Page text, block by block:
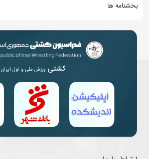
بخشنامه ها
کشتی ورزش ملی و اول ایران